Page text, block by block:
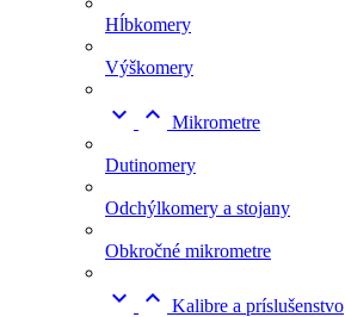
Hĺbkomery
Výškomery
  Mikrometre
Dutinomery
Odchýlkomery a stojany
Obkročné mikrometre
  Kalibre a príslušenstvo